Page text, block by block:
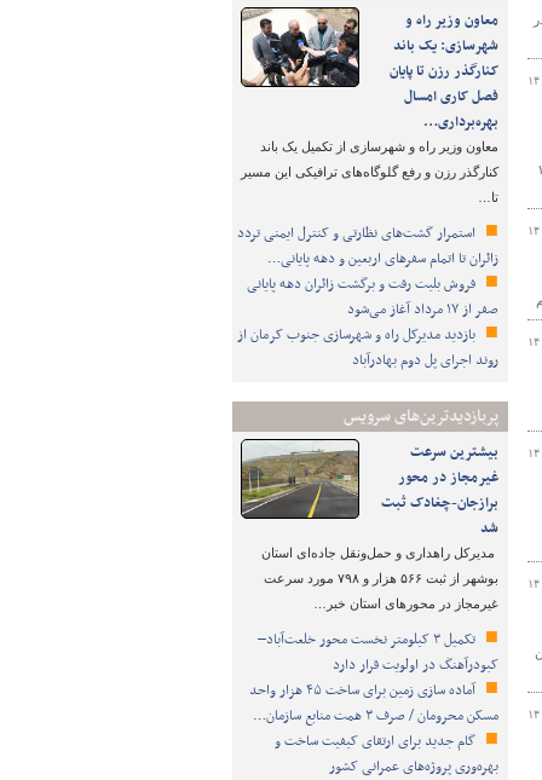
معاون وزیر راه و
شهرسازی: یک باند
کنارگذر رزن تا پایان
فصل کاری امسال
بهره‌برداری…
معاون وزیر راه و شهرسازی از تکمیل یک باند
کنارگذر رزن و رفع گلوگاه‌های ترافیکی این مسیر
تا…
استمرار گشت‌های نظارتی و کنترل ایمنی تردد
زائران تا اتمام سفرهای اربعین و دهه پایانی…
فروش بلیت رفت و برگشت زائران دهه پایانی
صفر از ۱۷ مرداد آغاز می‌شود
بازدید مدیرکل راه و شهرسازی جنوب کرمان از
روند اجرای پل دوم بهادرآباد
پربازدیدترین‌های سرویس
بیشترین سرعت
غیرمجاز در محور
برازجان-چغادک ثبت
شد
مدیرکل راهداری و حمل‌ونقل جاده‌ای استان
بوشهر از ثبت ۵۶۶ هزار و ۷۹۸ مورد سرعت
غیرمجاز در محورهای استان خبر…
تکمیل ۳ کیلومتر نخست محور خلعت‌آباد–
کبودرآهنگ در اولویت قرار دارد
آماده سازی زمین برای ساخت ۴۵ هزار واحد
مسکن محرومان / صرف ۳ همت منابع سازمان…
گام جدید برای ارتقای کیفیت ساخت و
بهره‌وری پروژه‌های عمرانی کشور
شهرستان امروز سه شنبه ۱۵